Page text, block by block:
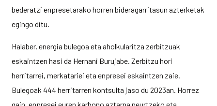
bederatzi enpresetarako horren bideragarritasun azterketak
egingo ditu.
Halaber, energia bulegoa eta aholkularitza zerbitzuak
eskaintzen hasi da Hernani Burujabe. Zerbitzu hori
herritarrei, merkatariei eta enpresei eskaintzen zaie.
Bulegoak 444 herritarren kontsulta jaso du 2023an. Horrez